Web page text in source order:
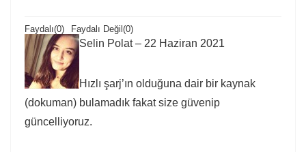
Faydalı(0) Faydalı Değil (0)
Selin Polat– 22 Haziran 2021
Hızlı şarj’ın olduğuna dair bir kaynak
(dokuman) bulamadık fakat size güvenip
güncelliyoruz.